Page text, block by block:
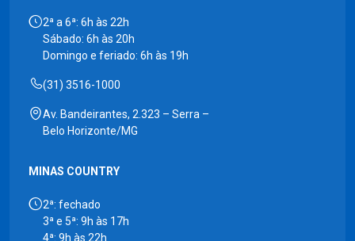
2ª a 6ª: 6h às 22h
Sábado: 6h às 20h
Domingo e feriado: 6h às 19h
(31) 3516-1000
Av. Bandeirantes, 2.323 – Serra –
Belo Horizonte/MG
MINAS COUNTRY
2ª: fechado
3ª e 5ª: 9h às 17h
4ª: 9h às 22h